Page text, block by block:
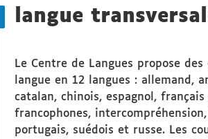
langue
Le Centre de Langues propose des
langue en 12 langues : allemand,
catalan, chinois, espagnol,
francophones,
portugais, suédois et russe. Les